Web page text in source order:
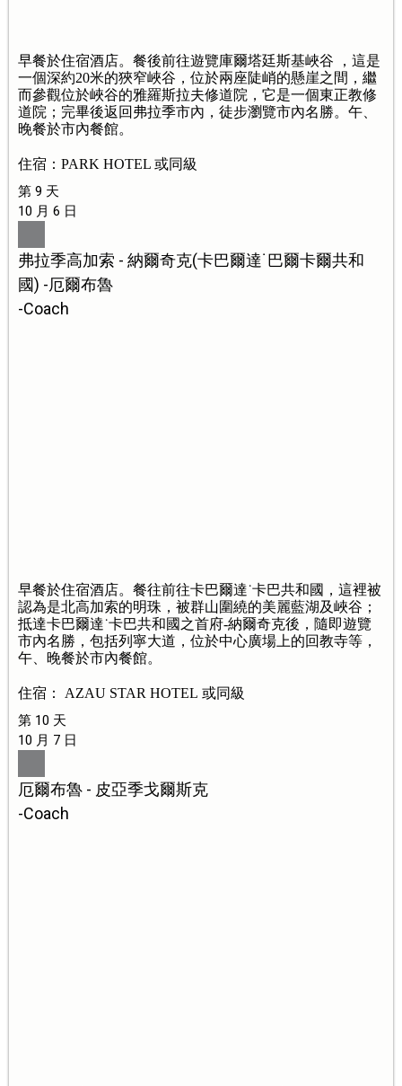
早餐於住宿酒店。餐後前往遊覽庫爾塔廷斯基峽谷 ，這是
一個深約20米的狹窄峽谷，位於兩座陡峭的懸崖之間，繼
而參觀位於峽谷的雅羅斯拉夫修道院，它是一個東正教修
道院；完畢後返回弗拉季市內，徒步瀏覽市內名勝。午、
晚餐於市內餐館。
住宿：PARK HOTEL 或同級
第 9 天
10 月 6 日
弗拉季高加索 - 納爾奇克(卡巴爾達˙巴爾卡爾共和
國) -厄爾布魯
-Coach
早餐於住宿酒店。餐往前往卡巴爾達˙卡巴共和國，這裡被
認為是北高加索的明珠，被群山圍繞的美麗藍湖及峽谷；
抵達卡巴爾達˙卡巴共和國之首府-納爾奇克後，隨即遊覽
市內名勝，包括列寧大道，位於中心廣場上的回教寺等，
午、晚餐於市內餐館。
住宿： AZAU STAR HOTEL 或同級
第 10 天
10 月 7 日
厄爾布魯 - 皮亞季戈爾斯克
-Coach